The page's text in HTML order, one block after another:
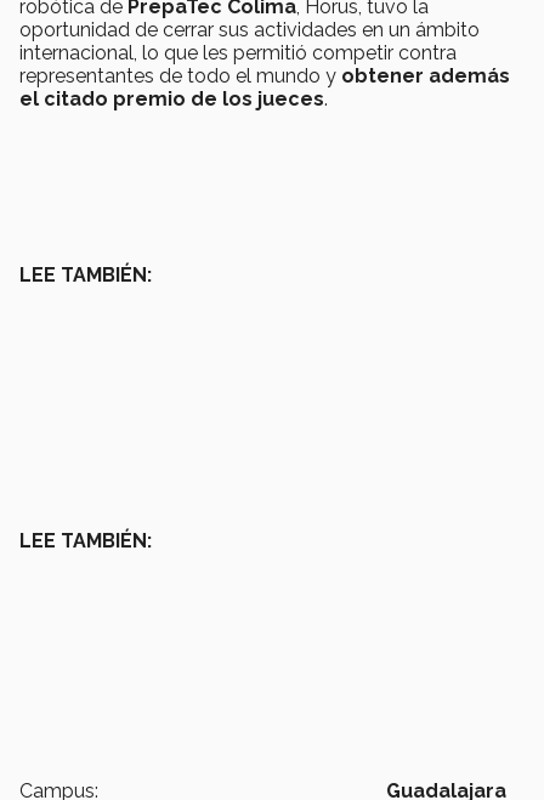
robótica de PrepaTec Colima, Horus, tuvo la
oportunidad de cerrar sus actividades en un ámbito
internacional, lo que les permitió competir contra
representantes de todo el mundo y obtener además
el citado premio de los jueces.
LEE TAMBIÉN:
LEE TAMBIÉN:
Campus: Guadalajara